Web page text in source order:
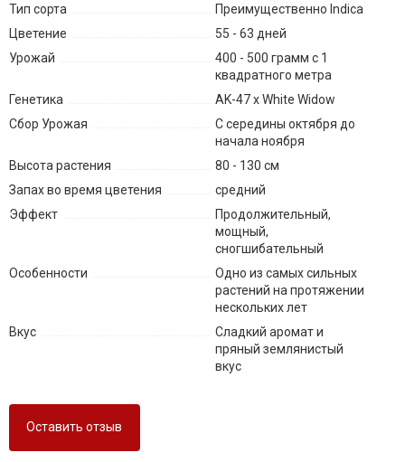
Тип сорта
Преимущественно Indica
Цветение
55 - 63 дней
Урожай
400 - 500 грамм с 1
квадратного метра
Генетика
AK-47 x White Widow
Сбор Урожая
С середины октября до
начала ноября
Высота растения
80 - 130 см
Запах во время цветения
средний
Эффект
Продолжительный,
мощный,
сногшибательный
Особенности
Одно из самых сильных
растений на протяжении
нескольких лет
Вкус
Сладкий аромат и
пряный землянистый
вкус
Оставить отзыв